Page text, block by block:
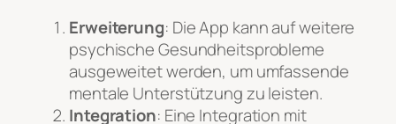
Erweiterung: Die App kann auf weitere
psychische Gesundheitsprobleme
ausgeweitet werden, um umfassende
mentale Unterstützung zu leisten.
Integration: Eine Integration mit